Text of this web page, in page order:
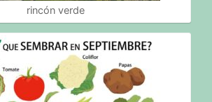
rincón verde